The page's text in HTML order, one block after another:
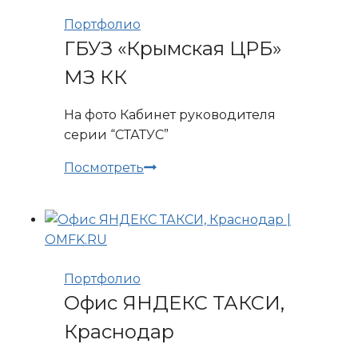
Портфолио
ГБУЗ «Крымская ЦРБ»
МЗ КК
На фото Кабинет руководителя
серии “СТАТУС”
ПосмотретьГБУЗ
МЗ
Портфолио
Офис ЯНДЕКС ТАКСИ,
Краснодар